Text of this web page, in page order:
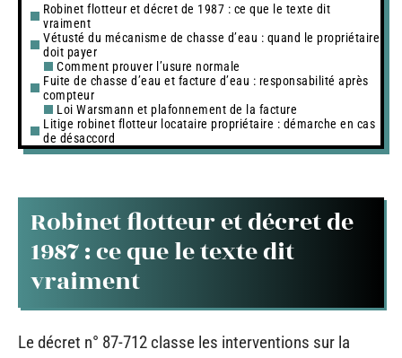
Robinet flotteur et décret de 1987 : ce que le texte dit
vraiment
Vétusté du mécanisme de chasse d’eau : quand le propriétaire
doit payer
Comment prouver l’usure normale
Fuite de chasse d’eau et facture d’eau : responsabilité après
compteur
Loi Warsmann et plafonnement de la facture
Litige robinet flotteur locataire propriétaire : démarche en cas
de désaccord
Robinet flotteur et décret de
1987 : ce que le texte dit
vraiment
Le décret n° 87-712 classe les interventions sur la